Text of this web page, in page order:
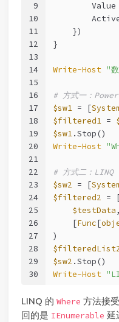
9
10
11
12
13
14
15
16
17
18
19
20
21
22
23
24
25
26
27
28
29
30
Value
    })
}
Write-Host "
# 方式一：
$sw1 = [
$filtered1 =
$sw1.Stop()
Write-Host
# 方式二：LINQ
$sw2 = [
$filtered2 =
$testData,
    [
Func[
)
$sw2 .Stop()
Write-Host
LINQ 的 Where 方法接
回的是 IEnumerable 延